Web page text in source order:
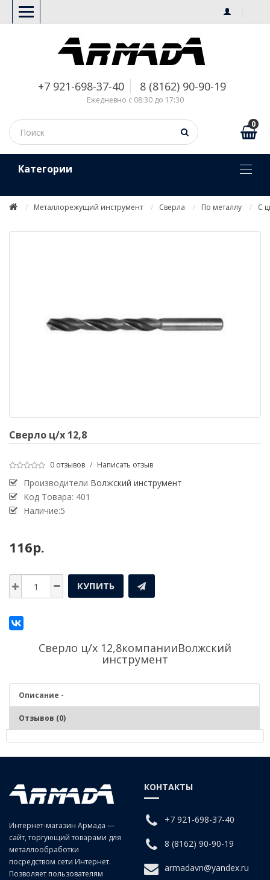
+7 921-698-37-40 8 (8162) 90-90-19
Ежедневно с 08:30 до 17:30
0
Kатегории
Металлорежущий инструмент Сверла По металлу С
Сверло ц/х 12,8
0 отзывов / Написать отзыв
Производители Волжский инструмент
Код Товара: 401
Наличие:5
116р.
КУПИТЬ
Сверло ц/х 12,8компанииВолжский
инструмент
Описание -
Отзывов (0)
Серия:
Средняя
Материал:
Класс точности:
B (продольно-винтовой прокат)
Угол наклона спирали:
Интернет-магазин Армада —
сайт, торгующий товарами для
металлообработки
посредством сети Интернет.
Позволяет пользователям
КОНТАКТЫ
+7 921-698-37-40
8 (8162) 90-90-19
armadavn@yandex.ru